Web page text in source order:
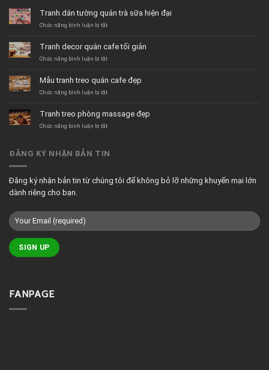
Tranh dán tường quán trà sữa hiện đại
Chức năng bình luận bị tắtở
tường
quán
hiện
đại
Tranh decor quán cafe tối giản
Chức năng bình luận bị tắtở
quán
cafe
Mẫu tranh treo quán cafe đẹp
Chức năng bình luận bị tắtở
treo
quán
Tranh treo phòng massage đẹp
Chức năng bình luận bị tắtở
phòng
ĐĂNG KÝ NHẬN BẢN TIN
Đăng ký nhận bản tin từ chúng tôi để không bỏ lỡ những khuyến mại lớn
dành riêng cho bạn.
FANPAGE